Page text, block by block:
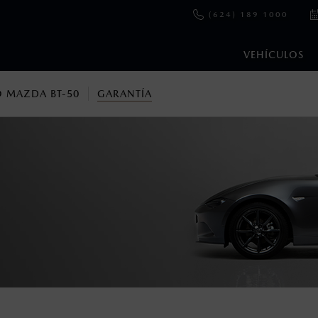
VEHÍCULOS
(624) 189 1000
MAZDA BT-50 GARANTÍA
una vez que la Garantía de Fábrica del vehículo haya
es válida únicamente para los clientes que adquirieron la